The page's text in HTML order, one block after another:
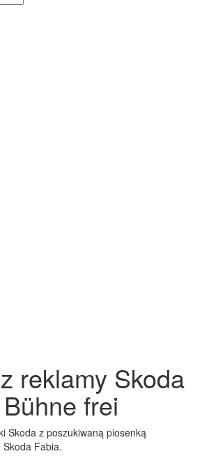
reklamy Skoda
frei
Skoda z poszukiwaną piosenką
Fabia.